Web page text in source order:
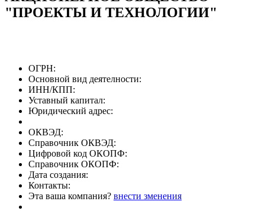
"ПРОЕКТЫ И ТЕХНОЛОГИИ"
ОГРН:
Основной вид деятелности:
ИНН/КПП:
Уставный капитал:
Юридический адрес:
ОКВЭД:
Справочник ОКВЭД:
Цифровой код ОКОПФ:
Справочник ОКОПФ:
Дата создания:
Контакты:
Эта ваша компания? внести зменения